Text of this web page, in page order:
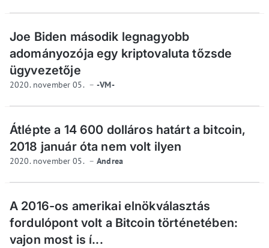
Joe Biden második legnagyobb
adományozója egy kriptovaluta tőzsde
ügyvezetője
2020. november 05. -VM-
Átlépte a 14 600 dolláros határt a bitcoin,
2018 január óta nem volt ilyen
2020. november 05. Andrea
A 2016-os amerikai elnökválasztás
fordulópont volt a Bitcoin történetében:
vajon most is í...